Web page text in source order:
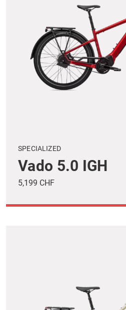
SPECIALIZED
Vado 5.0 IGH
5,199 CHF